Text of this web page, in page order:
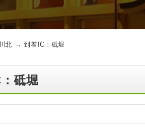
北 → 到着IC：砥堀
砥堀